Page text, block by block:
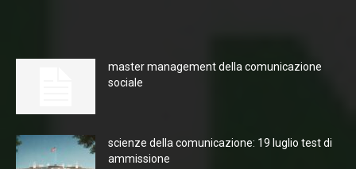
master management della comunicazione
sociale
scienze della comunicazione: 19 luglio test di
ammissione